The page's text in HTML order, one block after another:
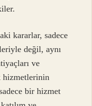
kararlar, sadece
değil, aynı
ve
hizmetlerinin
bir hizmet